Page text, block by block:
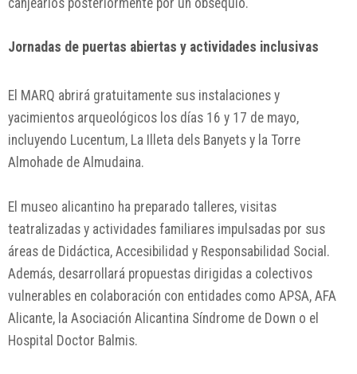
canjearlos posteriormente por un obsequio.
Jornadas de puertas abiertas y actividades inclusivas
El MARQ abrirá gratuitamente sus instalaciones y
yacimientos arqueológicos los días 16 y 17 de mayo,
incluyendo Lucentum, La Illeta dels Banyets y la Torre
Almohade de Almudaina.
El museo alicantino ha preparado talleres, visitas
teatralizadas y actividades familiares impulsadas por sus
áreas de Didáctica, Accesibilidad y Responsabilidad Social.
Además, desarrollará propuestas dirigidas a colectivos
vulnerables en colaboración con entidades como APSA, AFA
Alicante, la Asociación Alicantina Síndrome de Down o el
Hospital Doctor Balmis.